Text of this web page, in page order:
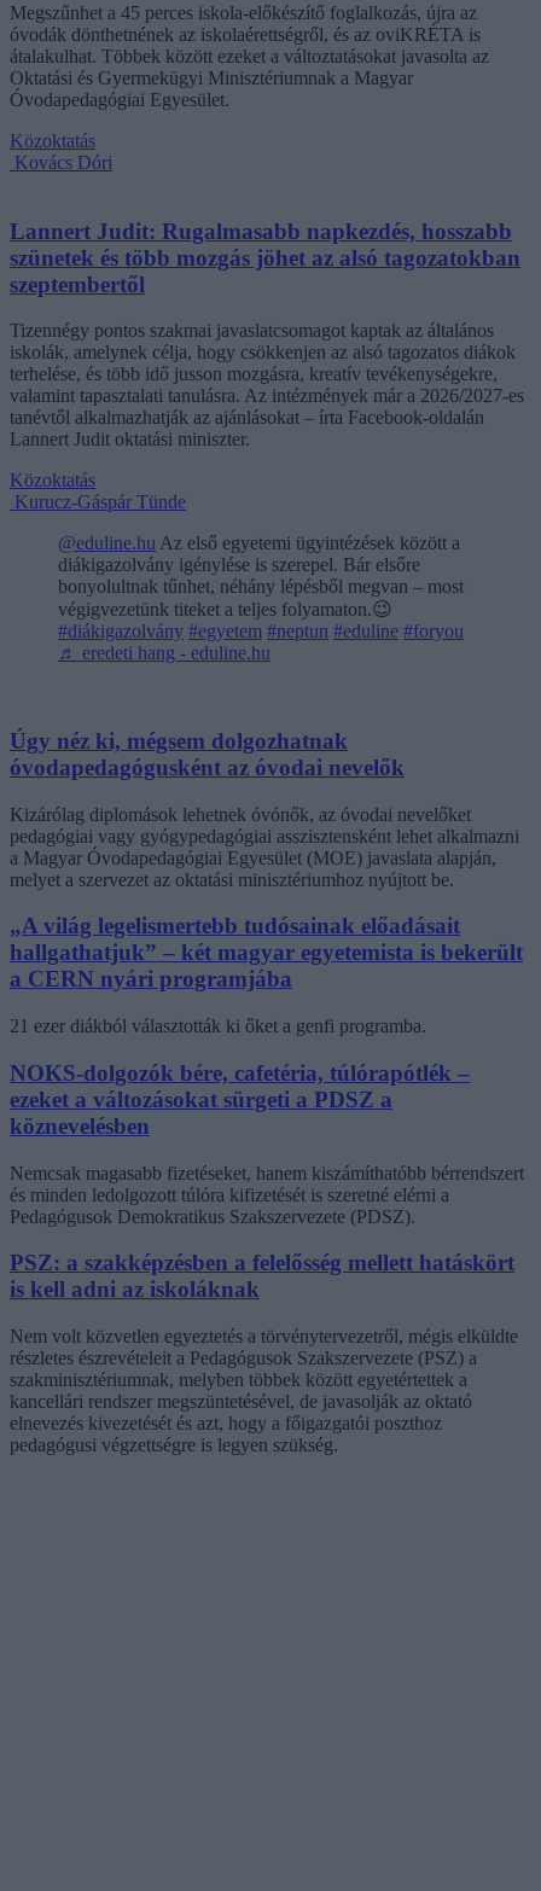
Megszűnhet a 45 perces iskola-előkészítő foglalkozás, újra az
óvodák dönthetnének az iskolaérettségről, és az oviKRÉTA is
átalakulhat. Többek között ezeket a változtatásokat javasolta az
Oktatási és Gyermekügyi Minisztériumnak a Magyar
Óvodapedagógiai Egyesület.
Közoktatás
Kovács Dóri
Lannert Judit: Rugalmasabb napkezdés, hosszabb
szünetek és több mozgás jöhet az alsó tagozatokban
szeptembertől
Tizennégy pontos szakmai javaslatcsomagot kaptak az általános
iskolák, amelynek célja, hogy csökkenjen az alsó tagozatos diákok
terhelése, és több idő jusson mozgásra, kreatív tevékenységekre,
valamint tapasztalati tanulásra. Az intézmények már a 2026/2027-es
tanévtől alkalmazhatják az ajánlásokat – írta Facebook-oldalán
Lannert Judit oktatási miniszter.
Közoktatás
Kurucz-Gáspár Tünde
@eduline.hu Az első egyetemi ügyintézések között a
diákigazolvány igénylése is szerepel. Bár elsőre
bonyolultnak tűnhet, néhány lépésből megvan – most
végigvezetünk titeket a teljes folyamaton.😉
#diákigazolvány #egyetem #neptun #eduline #foryou
♬ eredeti hang - eduline.hu
Úgy néz ki, mégsem dolgozhatnak
óvodapedagógusként az óvodai nevelők
Kizárólag diplomások lehetnek óvónők, az óvodai nevelőket
pedagógiai vagy gyógypedagógiai asszisztensként lehet alkalmazni
a Magyar Óvodapedagógiai Egyesület (MOE) javaslata alapján,
melyet a szervezet az oktatási minisztériumhoz nyújtott be.
„A világ legelismertebb tudósainak előadásait
hallgathatjuk” – két magyar egyetemista is bekerült
a CERN nyári programjába
21 ezer diákból választották ki őket a genfi programba.
NOKS-dolgozók bére, cafetéria, túlórapótlék –
ezeket a változásokat sürgeti a PDSZ a
köznevelésben
Nemcsak magasabb fizetéseket, hanem kiszámíthatóbb bérrendszert
és minden ledolgozott túlóra kifizetését is szeretné elérni a
Pedagógusok Demokratikus Szakszervezete (PDSZ).
PSZ: a szakképzésben a felelősség mellett hatáskört
is kell adni az iskoláknak
Nem volt közvetlen egyeztetés a törvénytervezetről, mégis elküldte
részletes észrevételeit a Pedagógusok Szakszervezete (PSZ) a
szakminisztériumnak, melyben többek között egyetértettek a
kancellári rendszer megszüntetésével, de javasolják az oktató
elnevezés kivezetését és azt, hogy a főigazgatói poszthoz
pedagógusi végzettségre is legyen szükség.